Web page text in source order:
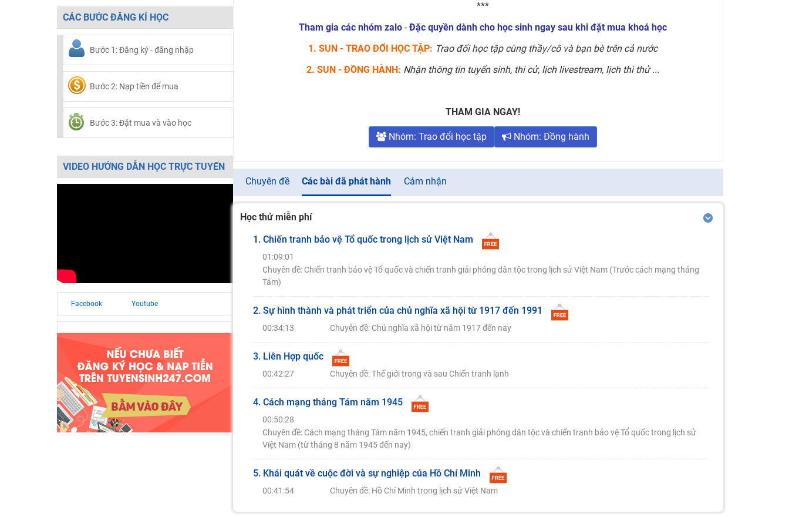
CÁC BƯỚC ĐĂNG KÍ HỌC
Bước 1: Đăng ký - đăng nhập
Bước 2: Nạp tiền để mua
Bước 3: Đặt mua và vào học
VIDEO HƯỚNG DẪN HỌC TRỰC TUYẾN
Facebook Youtube
***
Tham gia các nhóm zalo-Đặc quyền dành cho học sinh ngay sau khi đặt mua khoá học
1. SUN - TRAO ĐỔI HỌC TẬP: Trao đổi học tập cùng thầy/cô và bạn bè trên cả nước
2. SUN - ĐỒNG HÀNH: Nhận thông tin tuyển sinh, thi cử, lịch livestream, lịch thi thử ...
THAM GIA NGAY!
Nhóm: Trao đổi học tập Nhóm: Đồng hành
Chuyên đề Các bài đã phát hành Cảm nhận
Học thử miễn phí
1. Chiến tranh bảo vệ Tổ quốc trong lịch sử Việt Nam
01:09:01
Chuyên đề: Chiến tranh bảo vệ Tổ quốc và chiến tranh giải phóng dân tộc trong lịch sử Việt Nam (Trước cách mạng tháng
Tám)
2. Sự hình thành và phát triển của chủ nghĩa xã hội từ 1917 đến 1991
00:34:13 Chuyên đề: Chủ nghĩa xã hội từ năm 1917 đến nay
3. Liên Hợp quốc
00:42:27 Chuyên đề: Thế giới trong và sau Chiến tranh lạnh
4. Cách mạng tháng Tám năm 1945
00:50:28
Chuyên đề: Cách mạng tháng Tám năm 1945, chiến tranh giải phóng dân tộc và chiến tranh bảo vệ Tổ quốc trong lịch sử
Việt Nam (từ tháng 8 năm 1945 đến nay)
5. Khái quát về cuộc đời và sự nghiệp của Hồ Chí Minh
00:41:54 Chuyên đề: Hồ Chí Minh trong lịch sử Việt Nam